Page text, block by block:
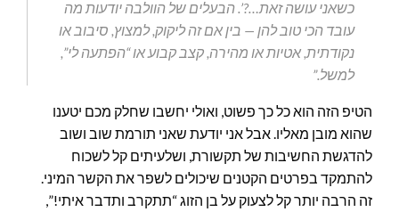
כשאני עושה זאת…?’. הבעלים של הוולבה יודעות מה
עובד הכי טוב להן — בין אם זה ליקוק, למצוץ, סיבוב או
נקודתית, אטיות או מהירה, קצב קבוע או “הפתעה לי”,
למשל.”
הטיפ הזה הוא כל כך פשוט, ואולי יחשבו שחלק מכם יטענו
שהוא מובן מאליו. אבל אני יודעת שאני תורמת שוב ושוב
להדגשת החשיבות של תקשורת, ושלעיתים קל לשכוח
להתמקד בפרטים הקטנים שיכולים לשפר את הקשר המיני.
זה הרבה יותר קל לצעוק על בן הזוג “תתקרב ותדבר איתי!”,